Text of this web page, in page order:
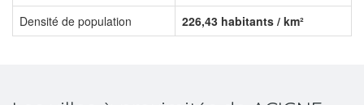
Densité de population
226,43 habitants / km²